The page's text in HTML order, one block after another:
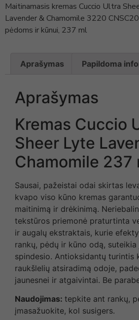
Maitinamasis kremas Cuccio Ultra
Lavender & Chamomile 3220
pėdoms ir kūnui, 237 ml
Aprašymas Papildoma
Aprašymas
Kremas Cuccio
Sheer Lyte
Chamomile 237
Sausai, pažeistai odai skirtas
kvapo viso kūno kremas
maitinimą ir drėkinimą.
tekstūros priemonė praturtinta
ir augalų ekstraktais, kurie
rankų, pėdų ir kūno odą,
spindesio. Antioksidantų turintis
raukšlelių atsiradimą odoje,
jaunesnei ir atgaivintai. Be
Naudojimas: tepkite ant rankų,
įmasažuokite, kol susigers.